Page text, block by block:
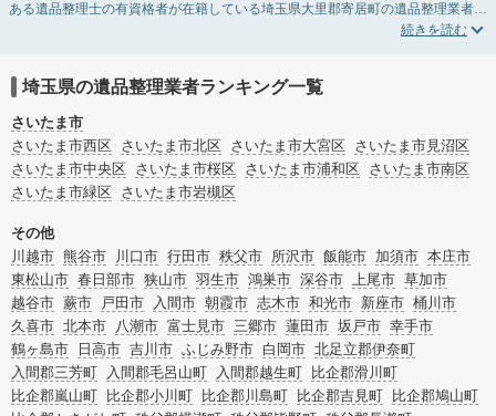
ある遺品整理士の有資格者が在籍している埼玉県大里郡寄居町の遺品整理業者が
掲載されています。遺品処分を即日対応してくれる実家の片付け業者や遺品整理
ービスで絞り込み条件を利用し検索してみましょう。
ゴミの処分方法や親の家の遺品整理をはじめる時期などお役立ち情報も豊富なの
で、チェックしてみてください。
埼玉県の遺品整理業者ランキング一覧
さいたま市
さいたま市西区
さいたま市北区 さいたま市大宮区
さいたま市見沼区
さいたま市中央区
さいたま市桜区 さいたま市浦和区
さいたま市南区
さいたま市緑区
さいたま市岩槻区
その他
川越市 熊谷市 川口市 行田市 秩父市 所沢市 飯能市 加須市 本庄市
東松山市 春日部市 狭山市 羽生市 鴻巣市 深谷市 上尾市 草加市
越谷市 蕨市 戸田市 入間市 朝霞市 志木市 和光市 新座市 桶川市
久喜市 北本市 八潮市 富士見市 三郷市 蓮田市 坂戸市 幸手市
鶴ヶ島市
日高市 吉川市 ふじみ野市 白岡市 北足立郡伊奈町
入間郡三芳町
入間郡毛呂山町 入間郡越生町
比企郡滑川町
比企郡嵐山町
比企郡小川町 比企郡川島町 比企郡吉見町
比企郡鳩山町